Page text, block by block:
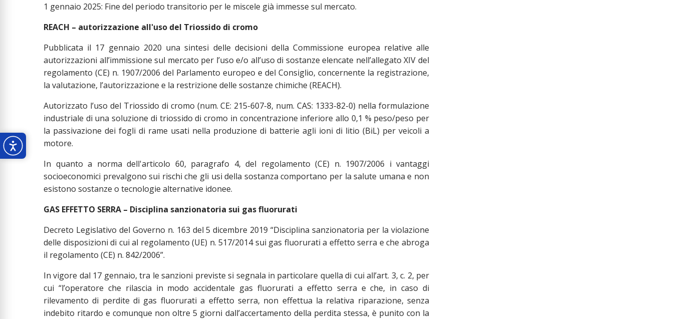
1 gennaio 2025: Fine del periodo transitorio per le miscele già immesse sul mercato.
REACH – autorizzazione all'uso del Triossido di cromo
Pubblicata il 17 gennaio 2020 una sintesi delle decisioni della Commissione europea relative alle
autorizzazioni all’immissione sul mercato per l’uso e/o all’uso di sostanze elencate nell’allegato XIV del
regolamento (CE) n. 1907/2006 del Parlamento europeo e del Consiglio, concernente la registrazione,
la valutazione, l’autorizzazione e la restrizione delle sostanze chimiche (REACH).
Autorizzato l’uso del Triossido di cromo (num. CE: 215-607-8, num. CAS: 1333-82-0) nella formulazione
industriale di una soluzione di triossido di cromo in concentrazione inferiore allo 0,1 % peso/peso per
la passivazione dei fogli di rame usati nella produzione di batterie agli ioni di litio (BiL) per veicoli a
motore.
In quanto a norma dell'articolo 60, paragrafo 4, del regolamento (CE) n. 1907/2006 i vantaggi
socioeconomici prevalgono sui rischi che gli usi della sostanza comportano per la salute umana e non
esistono sostanze o tecnologie alternative idonee.
GAS EFFETTO SERRA – Disciplina sanzionatoria sui gas fluorurati
Decreto Legislativo del Governo n. 163 del 5 dicembre 2019 “Disciplina sanzionatoria per la violazione
delle disposizioni di cui al regolamento (UE) n. 517/2014 sui gas fluorurati a effetto serra e che abroga
il regolamento (CE) n. 842/2006”.
In vigore dal 17 gennaio, tra le sanzioni previste si segnala in particolare quella di cui all’art. 3, c. 2, per
cui “l’operatore che rilascia in modo accidentale gas fluorurati a effetto serra e che, in caso di
rilevamento di perdite di gas fluorurati a effetto serra, non effettua la relativa riparazione, senza
indebito ritardo e comunque non oltre 5 giorni dall’accertamento della perdita stessa, è punito con la